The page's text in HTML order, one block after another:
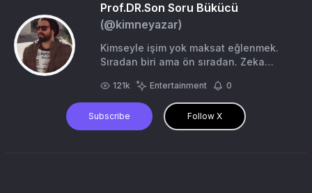
Prof.DR.Son Soru Bükücü
(@kimneyazar)
Kimseyle işim yok maksat eğlenmek.
Sıradan biri ama ön sıradan. Zeka
#Eleştirmen #Tarafsız #Arkeolog ⚓
121k Entertainment 0
Subscribe Follow X